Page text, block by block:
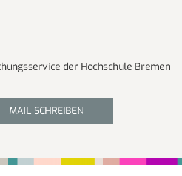
der Hochschule Bremen
MAIL SCHREIBEN